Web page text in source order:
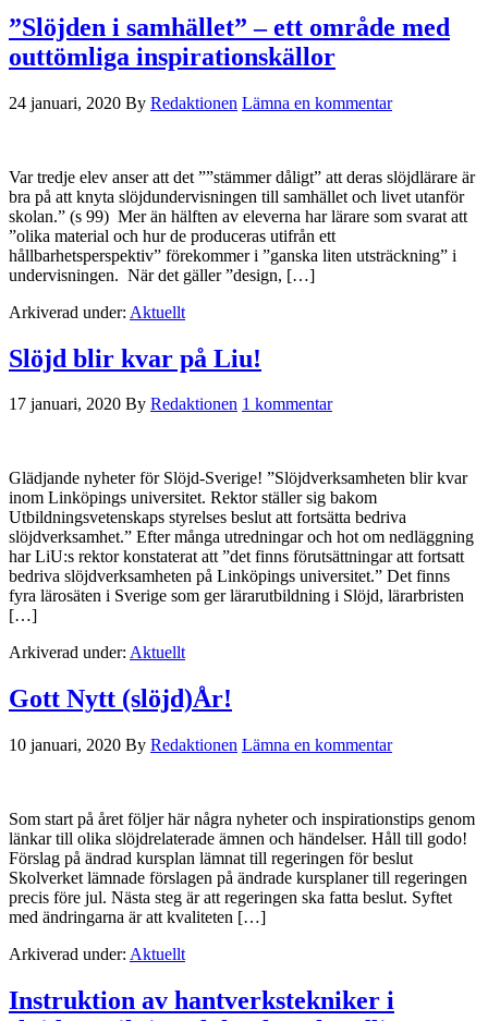
”Slöjden i samhället” – ett område med
outtömliga inspirationskällor
24 januari, 2020 By Redaktionen Lämna en kommentar
Var tredje elev anser att det ””stämmer dåligt” att deras slöjdlärare är
bra på att knyta slöjdundervisningen till samhället och livet utanför
skolan.” (s 99) Mer än hälften av eleverna har lärare som svarat att
”olika material och hur de produceras utifrån ett
hållbarhetsperspektiv” förekommer i ”ganska liten utsträckning” i
undervisningen. När det gäller ”design, […]
Arkiverad under: Aktuellt
Slöjd blir kvar på Liu!
17 januari, 2020 By Redaktionen 1 kommentar
Glädjande nyheter för Slöjd-Sverige! ”Slöjdverksamheten blir kvar
inom Linköpings universitet. Rektor ställer sig bakom
Utbildningsvetenskaps styrelses beslut att fortsätta bedriva
slöjdverksamhet.” Efter många utredningar och hot om nedläggning
har LiU:s rektor konstaterat att ”det finns förutsättningar att fortsatt
bedriva slöjdverksamheten på Linköpings universitet.” Det finns
fyra lärosäten i Sverige som ger lärarutbildning i Slöjd, lärarbristen
[…]
Arkiverad under: Aktuellt
Gott Nytt (slöjd)År!
10 januari, 2020 By Redaktionen Lämna en kommentar
Som start på året följer här några nyheter och inspirationstips genom
länkar till olika slöjdrelaterade ämnen och händelser. Håll till godo!
Förslag på ändrad kursplan lämnat till regeringen för beslut
Skolverket lämnade förslagen på ändrade kursplaner till regeringen
precis före jul. Nästa steg är att regeringen ska fatta beslut. Syftet
med ändringarna är att kvaliteten […]
Arkiverad under: Aktuellt
Instruktion av hantverkstekniker i